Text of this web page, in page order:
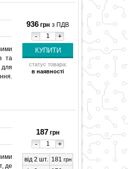
та
936 грн з ПДВ
- +
статус товара:
в наявності
де
187 грн
- +
від 2 шт. 181 грн